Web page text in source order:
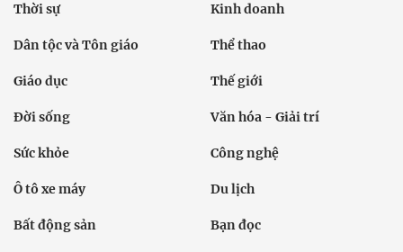
Thời sự Kinh doanh
Dân tộc và Tôn giáo Thể thao
Giáo dục Thế giới
Đời sống Văn hóa - Giải trí
Sức khỏe Công nghệ
Ô tô xe máy Du lịch
Bất động sản Bạn đọc